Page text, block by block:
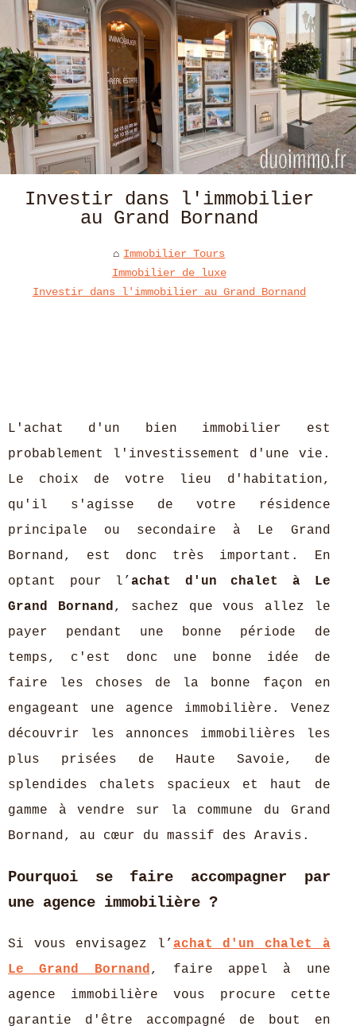
Investir dans l'immobilier
au Grand Bornand
Immobilier Tours
Immobilier de luxe
Investir dans l'immobilier au Grand Bornand
L'achat d'un bien immobilier est
probablement l'investissement d'une vie.
Le choix de votre lieu d'habitation,
qu'il s'agisse de votre résidence
principale ou secondaire à Le Grand
Bornand, est donc très important. En
optant pour l’achat d'un chalet à Le
Grand Bornand, sachez que vous allez le
payer pendant une bonne période de
temps, c'est donc une bonne idée de
faire les choses de la bonne façon en
engageant une agence immobilière. Venez
découvrir les annonces immobilières les
plus prisées de Haute Savoie, de
splendides chalets spacieux et haut de
gamme à vendre sur la commune du Grand
Bornand, au cœur du massif des Aravis.
Pourquoi se faire accompagner par
une agence immobilière ?
Si vous envisagez l’ achat d'un chalet à
Le Grand Bornand, faire appel à une
agence immobilière vous procure cette
garantie d'être accompagné de bout en